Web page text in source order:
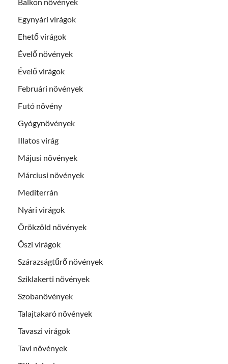
Egynyári virágok
Ehető virágok
Évelő növények
Évelő virágok
Februári növények
Futó növény
Gyógynövények
Illatos virág
Májusi növények
Márciusi növények
Mediterrán
Nyári virágok
Örökzöld növények
Őszi virágok
Szárazságtűrő növények
Sziklakerti növények
Szobanövények
Talajtakaró növények
Tavaszi virágok
Tavi növények